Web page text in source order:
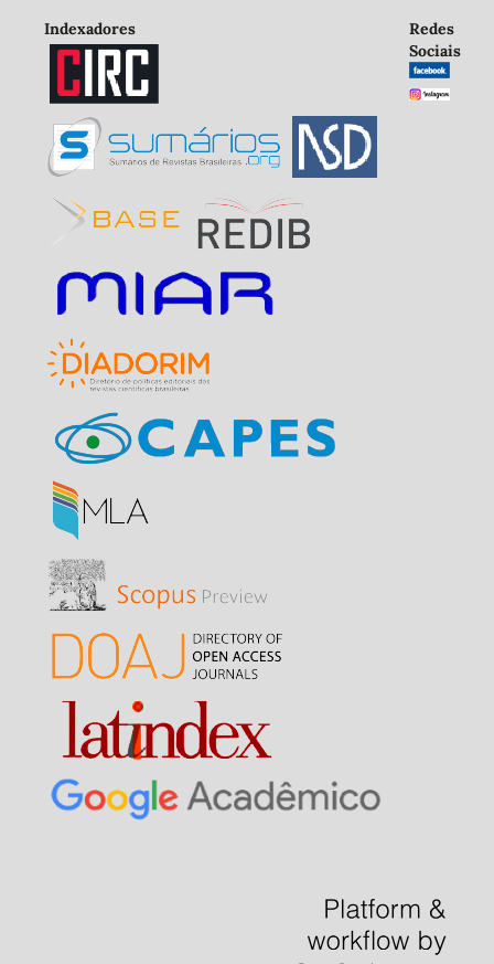
Indexadores
Redes
Sociais